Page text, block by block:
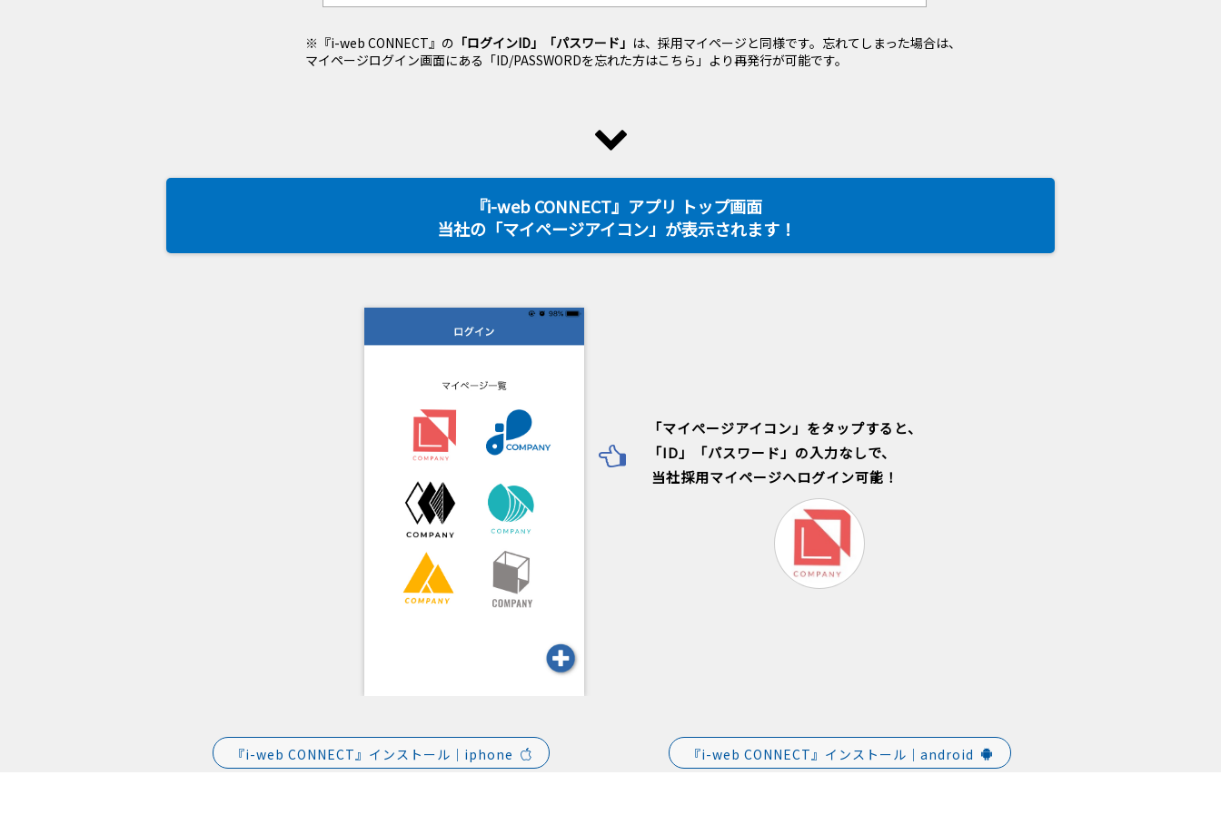
※『i-web CONNECT』の 「ログインID」「パスワード」 は、採用マイページと同様です。忘れてしまった場合は、
マイページログイン画面にある「ID/PASSWORDを忘れた方はこちら」より再発行が可能です。
『i-web CONNECT』アプリ トップ画面
当社の「マイページアイコン」が表示されます！
「マイぺージアイコン」をタップすると、
「ID」「パスワード」の入力なしで、
当社採用マイページへログイン可能！
『i-web CONNECT』インストール｜iphone 『i-web CONNECT』インストール｜android